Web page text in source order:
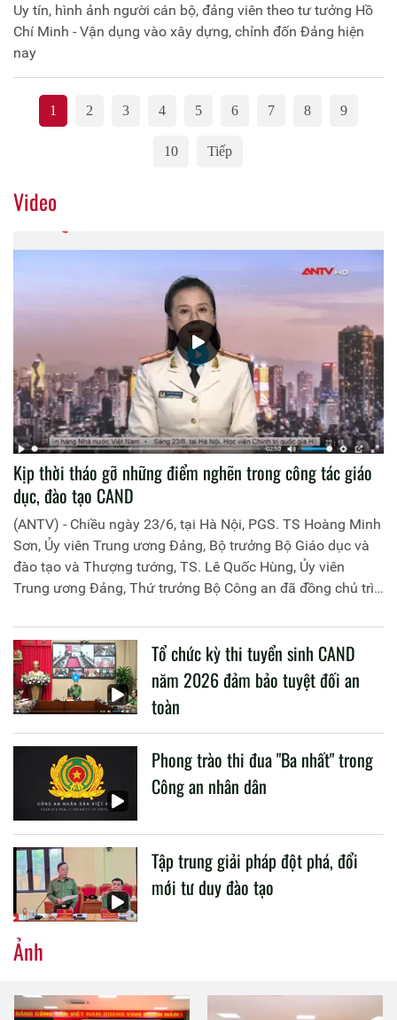
Uy tín, hình ảnh người cán bộ, đảng viên theo tư tưởng Hồ
Chí Minh - Vận dụng vào xây dựng, chỉnh đốn Đảng hiện
nay
1 2 3 4 5 6 7 8 9
10 Tiếp
Video
Kịp thời tháo gỡ những điểm nghẽn trong công tác giáo
dục, đào tạo CAND
(ANTV) - Chiều ngày 23/6, tại Hà Nội, PGS. TS Hoàng Minh
Sơn, Ủy viên Trung ương Đảng, Bộ trưởng Bộ Giáo dục và
đào tạo và Thượng tướng, TS. Lê Quốc Hùng, Ủy viên
Trung ương Đảng, Thứ trưởng Bộ Công an đã đồng chủ trì
liên quan đến công tác giáo dục và đào tạo của lực lượng
CAND.
Tổ chức kỳ thi tuyển sinh CAND
năm 2026 đảm bảo tuyệt đối an
toàn
Phong trào thi đua "Ba nhất" trong
Công an nhân dân
Tập trung giải pháp đột phá, đổi
mới tư duy đào tạo
Ảnh